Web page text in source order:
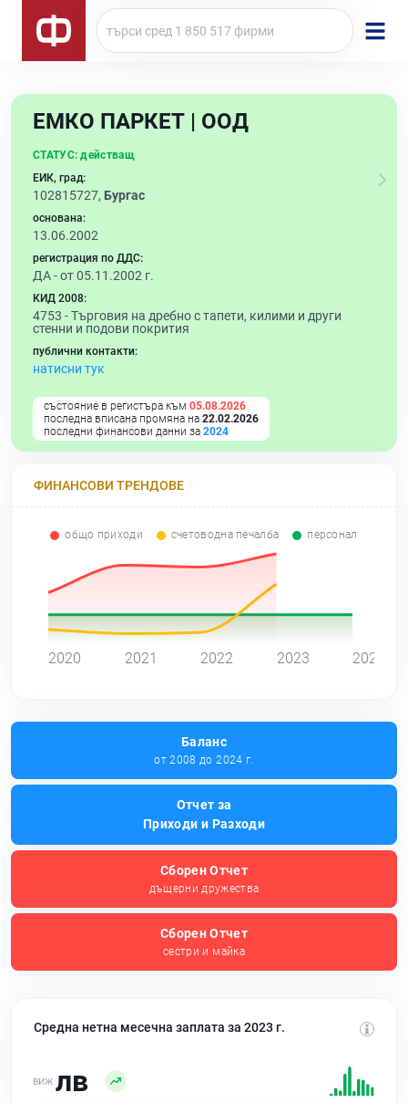
ЕМКО ПАРКЕТ | ООД
СТАТУС: действащ
ЕИК, град:
102815727, Бургас
основана:
13.06.2002
регистрация по ДДС:
ДА - от 05.11.2002 г.
КИД 2008:
4753 -Търговия на дребно с тапети, килими и други
стенни и подови покрития
публични контакти:
натисни тук
състояние в регистъра към 05.08.2026
последна вписана промяна на 22.02.2026
последни финансови данни за 2024
ФИНАНСОВИ ТРЕНДОВЕ
общо приходи счетоводна печалба персонал
2020 2021 2022 2023 2024
Баланс
от 2008 до 2024 г.
Отчет за
Приходи и Разходи
Сборен Отчет
дъщерни дружества
Сборен Отчет
сестри и майка
Средна нетна месечна заплата за 2023 г.
лв